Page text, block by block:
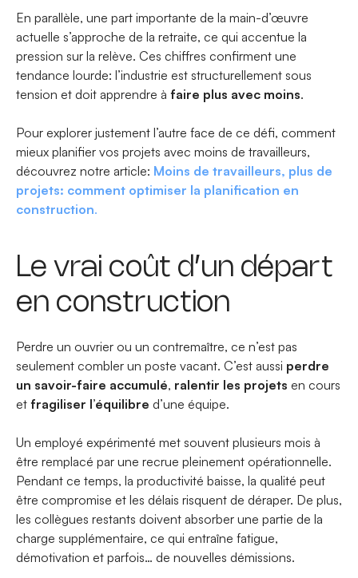
En parallèle, une part importante de la main-d’œuvre
actuelle s’approche de la retraite, ce qui accentue la
pression sur la relève. Ces chiffres confirment une
tendance lourde: l’industrie est structurellement sous
tension et doit apprendre à faire plus avec moins.
Pour explorer justement l’autre face de ce défi, comment
mieux planifier vos projets avec moins de travailleurs,
découvrez notre article: Moins de travailleurs, plus de
projets: comment optimiser la planification en
construction.
Le vrai coût d’un départ
en construction
Perdre un ouvrier ou un contremaître, ce n’est pas
seulement combler un poste vacant. C’est aussi perdre
un savoir-faire accumulé, ralentir les projets en cours
et fragiliser l’équilibre d’une équipe.
Un employé expérimenté met souvent plusieurs mois à
être remplacé par une recrue pleinement opérationnelle.
Pendant ce temps, la productivité baisse, la qualité peut
être compromise et les délais risquent de déraper. De plus,
les collègues restants doivent absorber une partie de la
charge supplémentaire, ce qui entraîne fatigue,
démotivation et parfois… de nouvelles démissions.